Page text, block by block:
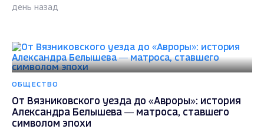
день назад
ОБЩЕСТВО
От Вязниковского уезда до «Авроры»: история
Александра Белышева — матроса, ставшего
символом эпохи